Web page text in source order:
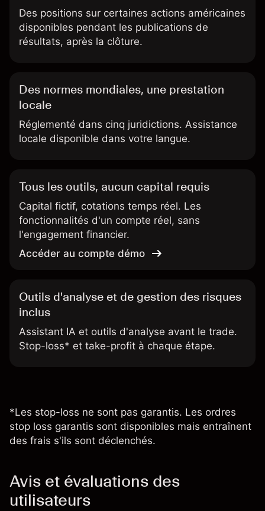
Des positions sur certaines actions américaines
disponibles pendant les publications de
résultats, après la clôture.
Des normes mondiales, une prestation
locale
Réglementé dans cinq juridictions. Assistance
locale disponible dans votre langue.
Tous les outils, aucun capital requis
Capital fictif, cotations temps réel. Les
fonctionnalités d'un compte réel, sans
l'engagement financier.
Accéder au compte démo
Outils d'analyse et de gestion des risques
inclus
Assistant IA et outils d'analyse avant le trade.
Stop-loss* et take-profit à chaque étape.
*Les stop-loss ne sont pas garantis. Les ordres
stop loss garantis sont disponibles mais entraînent
des frais s'ils sont déclenchés.
Avis et évaluations des
utilisateurs